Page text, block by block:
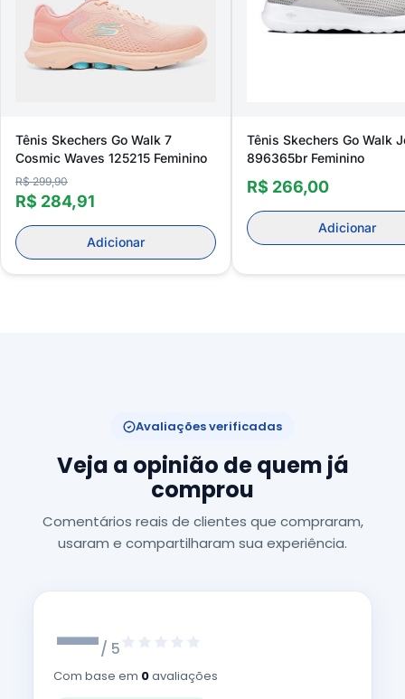
Tênis Skechers Go Walk 7
Cosmic Waves 125215 Feminino
R$ 299,90
R$ 284,91
Adicionar
Tênis Skechers Go Walk
896365br Feminino
R$ 266,00
Adicionar
Avaliações verificadas
Veja a opinião de quem já
comprou
Comentários reais de clientes que compraram,
usaram e compartilharam sua experiência.
—/ 5
Com base em 0avaliações